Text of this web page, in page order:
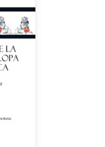
Iberoamericano
de
Académico del
Investigación.
Investigadora
Director del
y de la
Iberoamericano.